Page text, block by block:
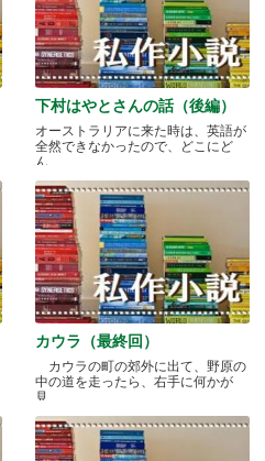
下村はやとさんの話（後編）
オーストラリアに来た時は、英語が
全然できなかったので、どこにど
ん.....
カウラ（最終回）
カウラの町の郊外に出て、野原の
中の道を走ったら、右手に何かが
見.....